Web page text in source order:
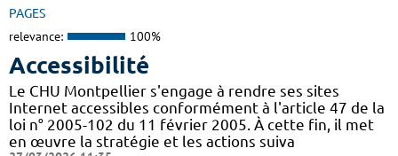
PAGES
relevance: 100%
Accessibilité
Le CHU Montpellier s'engage à rendre ses sites
Internet accessibles conformément à l'article 47 de la
loi n° 2005-102 du 11 février 2005. À cette fin, il met
en œuvre la stratégie et les actions suiva